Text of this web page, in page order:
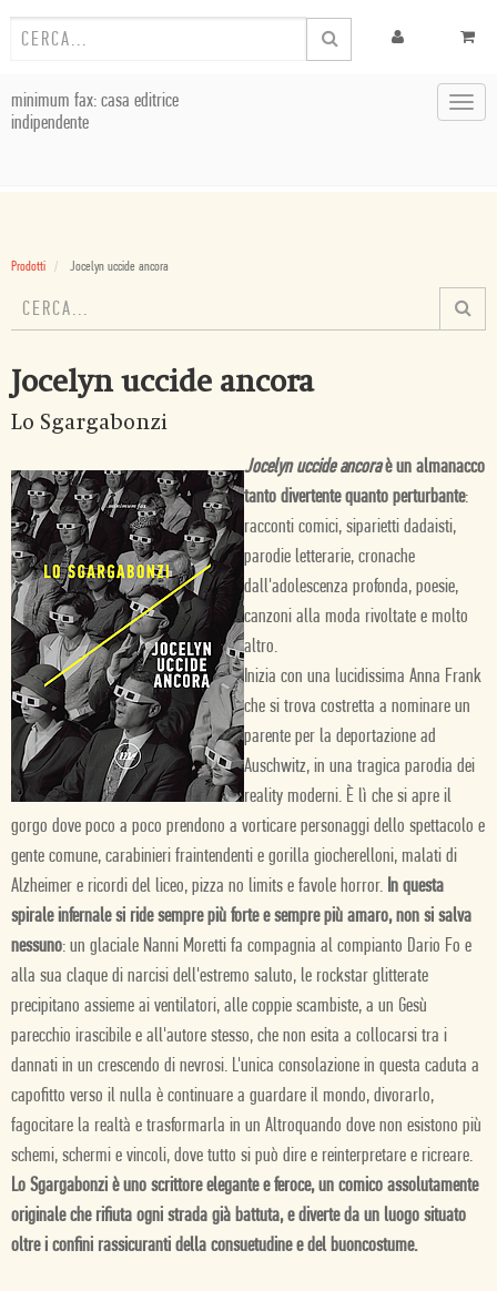
minimum fax: casa editrice
indipendente
Prodotti Jocelyn uccide ancora
Jocelyn uccide ancora
Lo Sgargabonzi
Jocelyn uccide ancoraè un almanacco
tanto divertente quanto perturbante:
racconti comici, siparietti dadaisti,
parodie letterarie, cronache
dall'adolescenza profonda, poesie,
canzoni alla moda rivoltate e molto
altro.
Inizia con una lucidissima Anna Frank
che si trova costretta a nominare un
parente per la deportazione ad
Auschwitz, in una tragica parodia dei
reality moderni. È lì che si apre il
gorgo dove poco a poco prendono a vorticare personaggi dello spettacolo e
gente comune, carabinieri fraintendenti e gorilla giocherelloni, malati di
Alzheimer e ricordi del liceo, pizza no limits e favole horror. In questa
spirale infernale si ride sempre più forte e sempre più amaro, non si salva
nessuno: un glaciale Nanni Moretti fa compagnia al compianto Dario Fo e
alla sua claque di narcisi dell'estremo saluto, le rockstar glitterate
precipitano assieme ai ventilatori, alle coppie scambiste, a un Gesù
parecchio irascibile e all'autore stesso, che non esita a collocarsi tra i
dannati in un crescendo di nevrosi. L'unica consolazione in questa caduta a
capofitto verso il nulla è continuare a guardare il mondo, divorarlo,
fagocitare la realtà e trasformarla in un Altroquando dove non esistono più
schemi, schermi e vincoli, dove tutto si può dire e reinterpretare e ricreare.
Lo Sgargabonzi è uno scrittore elegante e feroce, un comico assolutamente
originale che rifiuta ogni strada già battuta, e diverte da un luogo situato
oltre i confini rassicuranti della consuetudine e del buoncostume.